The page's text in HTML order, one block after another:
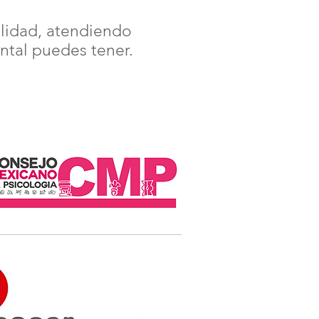
atendiendo
puedes tener.